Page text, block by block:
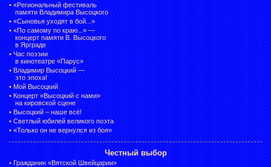
• «Региональный фестиваль
памяти Владимира Высоцкого
• «Сыновья уходят в бой...»
• «По самому по краю...» —
концерт памяти В. Высоцкого
в Ярграде
• Час поэзии
в кинотеатре «Парус»
• Владимир Высоцкий —
это эпоха!
• Мой Высоцкий
• Концерт «Высоцкий с нами»
на кировской сцене
• Высоцкий – наше всё!
• Светлый юбилей великого поэта
• «Только он не вернулся из боя»
Честный выбор
• Гражданин «Вятской Швейцарии»